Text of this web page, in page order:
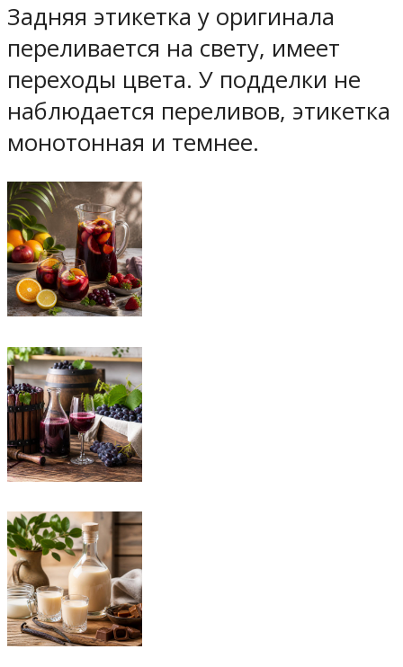
Задняя этикетка у оригинала
переливается на свету, имеет
переходы цвета. У подделки не
наблюдается переливов, этикетка
монотонная и темнее.